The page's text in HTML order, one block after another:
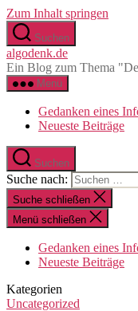
Zum Inhalt springen
Suchen
algodenk.de
Ein Blog zum Thema
Menü
Gedanken eines
Neueste Beiträge
Suchen
Suche nach:
Suche schließen
Menü schließen
Gedanken eines
Neueste Beiträge
Kategorien
Uncategorized